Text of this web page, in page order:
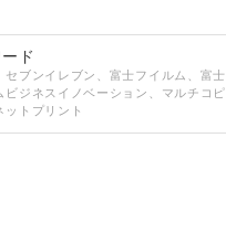
ド
セブンイレブン、富士フイルム、富士
ビジネスイノベーション、マルチコピ
ットプリント